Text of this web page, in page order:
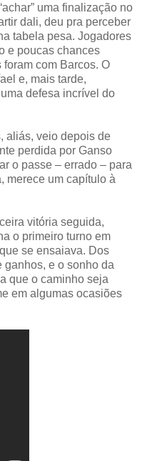
uma finalização no
dali, deu pra perceber
tabela pesa. Jogadores
e poucas chances
com Barcos. O
e, mais tarde,
defesa incrível do
aliás, veio depois de
perdida por Ganso
o passe – errado – para
merece um capítulo à
vitória seguida,
o primeiro turno em
se ensaiava. Dos
ganhos, e o sonho da
que o caminho seja
em algumas ocasiões